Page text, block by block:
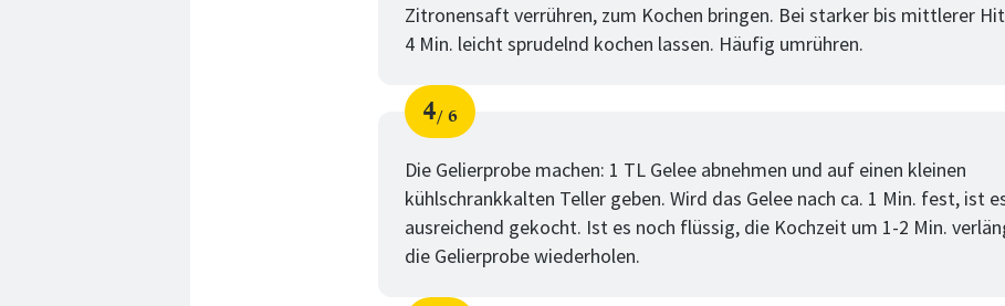
Zitronensaft verrühren, zum Kochen bringen. Bei starker bis mittlerer
4 Min. leicht sprudelnd kochen lassen. Häufig umrühren.
Schritt
4
von
6
Die Gelierprobe machen: 1 TL Gelee abnehmen und auf einen kleinen
kühlschrankkalten Teller geben. Wird das Gelee nach ca. 1 Min. fest, ist
ausreichend gekocht. Ist es noch flüssig, die Kochzeit um 1-2 Min.
die Gelierprobe wiederholen.